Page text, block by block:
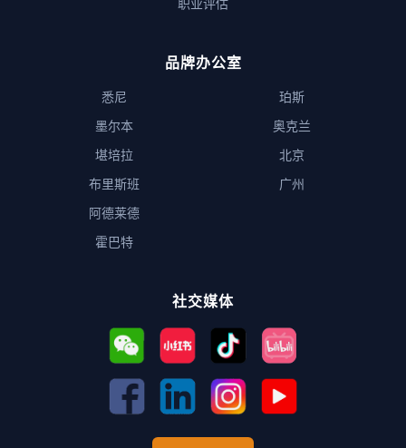
职业评估
品牌办公室
悉尼
墨尔本
堪培拉
布里斯班
阿德莱德
霍巴特
珀斯
奥克兰
北京
广州
社交媒体